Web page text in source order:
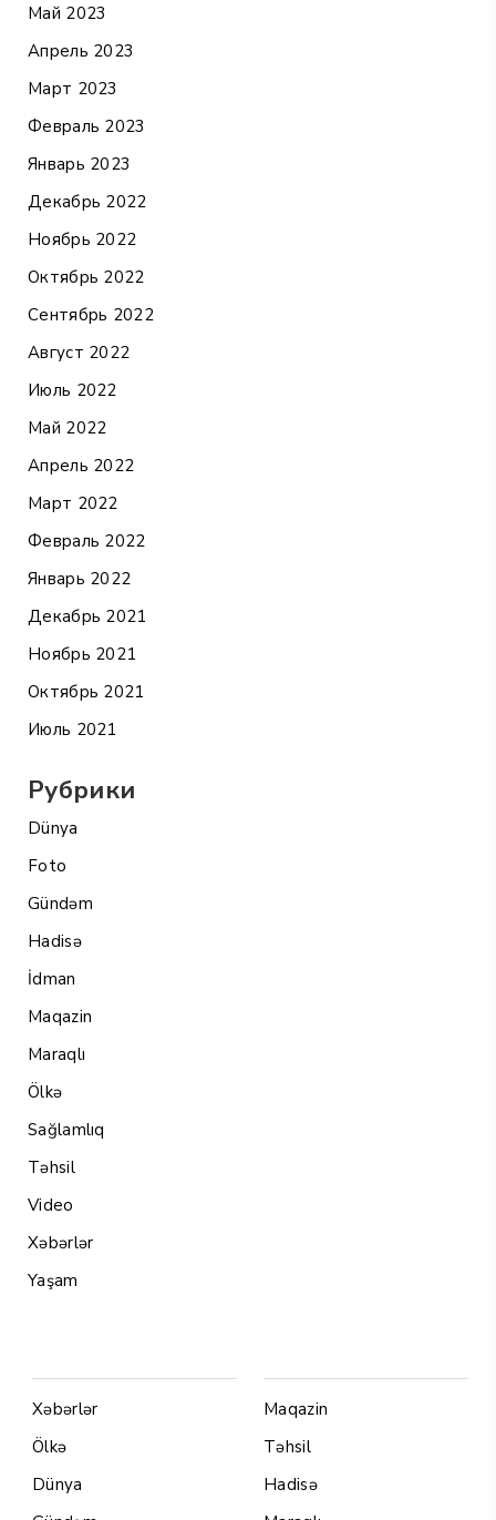
Май 2023
Апрель 2023
Март 2023
Февраль 2023
Январь 2023
Декабрь 2022
Ноябрь 2022
Октябрь 2022
Сентябрь 2022
Август 2022
Июль 2022
Май 2022
Апрель 2022
Март 2022
Февраль 2022
Январь 2022
Декабрь 2021
Ноябрь 2021
Октябрь 2021
Июль 2021
Рубрики
Dünya
Foto
Gündəm
Hadisə
İdman
Maqazin
Maraqlı
Ölkə
Sağlamlıq
Təhsil
Video
Xəbərlər
Yaşam
Xəbərlər
Ölkə
Dünya
Maqazin
Təhsil
Hadisə